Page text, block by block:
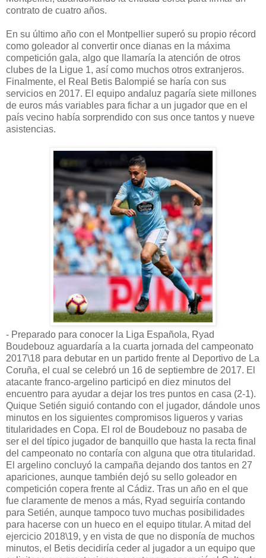
contrato de cuatro años.
En su último año con el Montpellier superó su propio récord
como goleador al convertir once dianas en la máxima
competición gala, algo que llamaría la atención de otros
clubes de la Ligue 1, así como muchos otros extranjeros.
Finalmente, el Real Betis Balompié se haría con sus
servicios en 2017. El equipo andaluz pagaría siete millones
de euros más variables para fichar a un jugador que en el
país vecino había sorprendido con sus once tantos y nueve
asistencias.
- Preparado para conocer la Liga Española, Ryad
Boudebouz aguardaría a la cuarta jornada del campeonato
2017\18 para debutar en un partido frente al Deportivo de La
Coruña, el cual se celebró un 16 de septiembre de 2017. El
atacante franco-argelino participó en diez minutos del
encuentro para ayudar a dejar los tres puntos en casa (2-1).
Quique Setién siguió contando con el jugador, dándole unos
minutos en los siguientes compromisos ligueros y varias
titularidades en Copa. El rol de Boudebouz no pasaba de
ser el del típico jugador de banquillo que hasta la recta final
del campeonato no contaría con alguna que otra titularidad.
El argelino concluyó la campaña dejando dos tantos en 27
apariciones, aunque también dejó su sello goleador en
competición copera frente al Cádiz. Tras un año en el que
fue claramente de menos a más, Ryad seguiría contando
para Setién, aunque tampoco tuvo muchas posibilidades
para hacerse con un hueco en el equipo titular. A mitad del
ejercicio 2018\19, y en vista de que no disponía de muchos
minutos, el Betis decidiría ceder al jugador a un equipo que